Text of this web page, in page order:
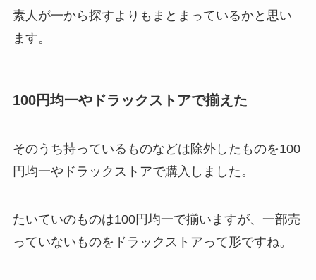
素人が一から探すよりもまとまっているかと思い
ます。
100円均一やドラックストアで揃えた
そのうち持っているものなどは除外したものを100
円均一やドラックストアで購入しました。
たいていのものは100円均一で揃いますが、一部売
っていないものをドラックストアって形ですね。